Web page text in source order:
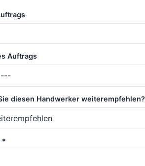
Auftrags
diesen Handwerker weiterempfehlen?
*